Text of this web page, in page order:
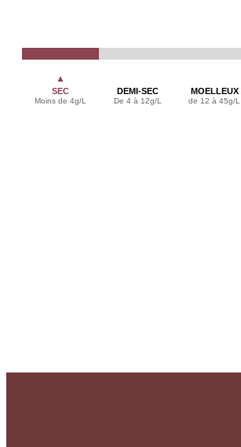
▲
SEC
Moins de 4g/L
DEMI-SEC
De 4 à 12g/L
MOELLEUX
de 12 à 45g/L